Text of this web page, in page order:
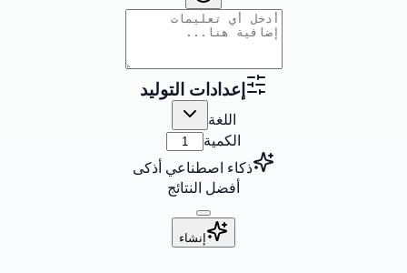
إعدادات التوليد
اللغة
الكمية
ذكاء اصطناعي أذكى
أفضل النتائج
إنشاء